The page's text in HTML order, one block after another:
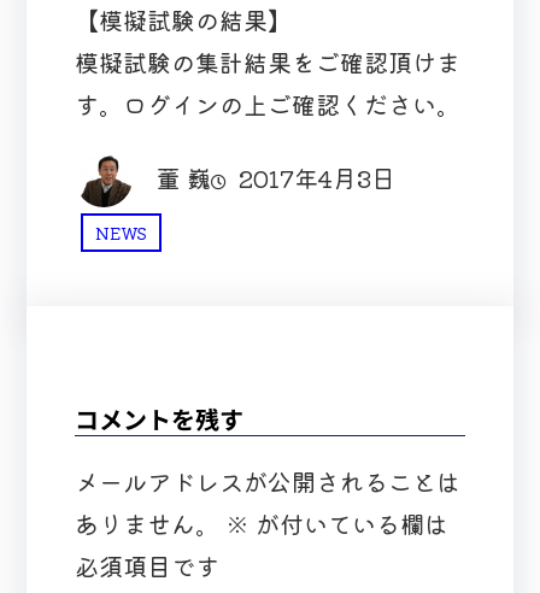
【模擬試験の結果】
模擬試験の集計結果をご確認頂けま
す。ログインの上ご確認ください。
董 巍 2017年4月3日
NEWS
コメントを残す
メールアドレスが公開されることは
ありません。
※ が付いている欄は
必須項目です